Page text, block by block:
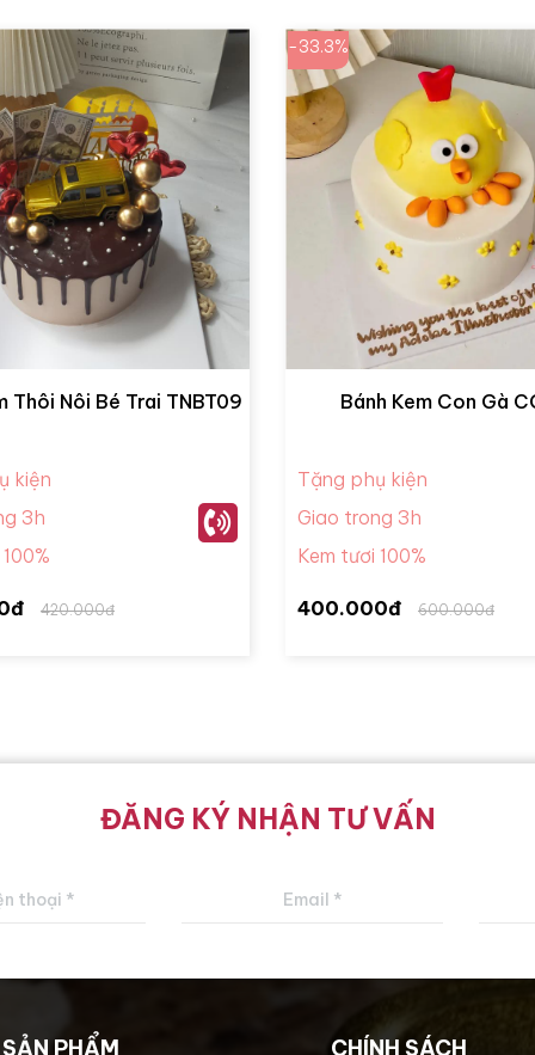
Thôi Nôi Bé Trai TNBT09
kiện
3h
420.000đ
-33.3%
Bánh Kem Con Gà
Tặng phụ kiện
Giao trong 3h
Kem tươi 100%
400.000đ 600.000đ
ĐĂNG KÝ NHẬN TƯ VẤN
SẢN PHẨM CHÍNH SÁCH